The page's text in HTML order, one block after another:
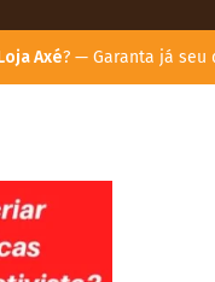
Axé? — Garanta já seu